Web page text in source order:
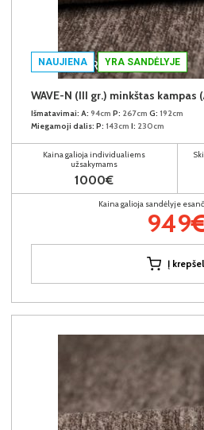
NAUJIENA YRA SANDĖLYJE
WAVE-N (III gr.) minkštas kampas
Išmatavimai: A: 94cm P: 267cm G: 192cm
Miegamoji dalis: P: 143cm I: 230cm
Kaina galioja individualiems
užsakymams
1000€
Kaina galioja sandėlyje
Į